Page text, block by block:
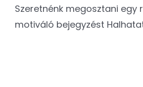
Szeretnénk megosztani egy
motiváló bejegyzést